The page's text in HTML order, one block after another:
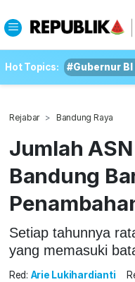
Hot Topics: #Gubernur
Rejabar Bandung Raya
Jumlah
Bandung
Setiap tahunnya
yang memasuki
Red: Arie Lukihardianti